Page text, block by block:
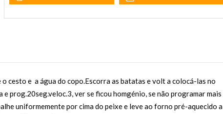
cesto e a água do copo.Escorra as batatas e volt a colocá-las no
e prog.20seg.veloc.3, ver se ficou homgénio, se não programar mais
uniformemente por cima do peixe e leve ao forno pré-aquecido a